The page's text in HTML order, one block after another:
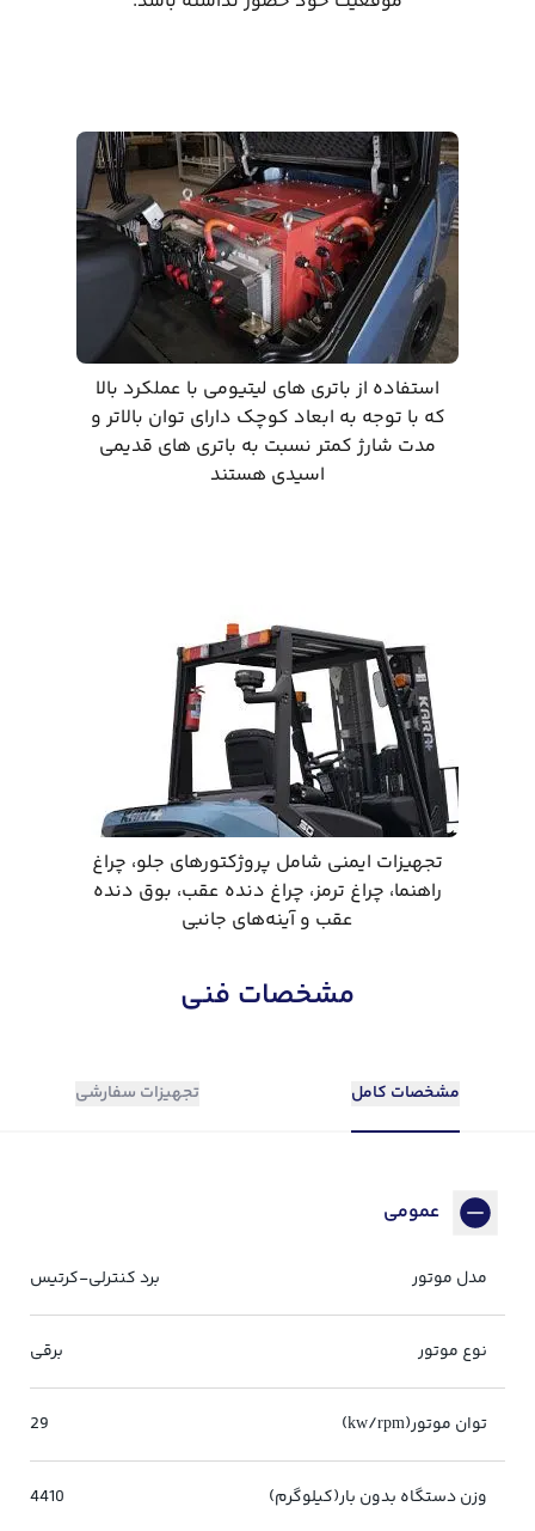
استفاده از باتری های لیتیومی با عملکرد بالا
که با توجه به ابعاد کوچک دارای توان بالاتر و
مدت شارژ کمتر نسبت به باتری های قدیمی
اسیدی هستند
تجهیزات ایمنی شامل پروژکتورهای جلو، چراغ
راهنما، چراغ ترمز، چراغ دنده عقب، بوق دنده
عقب و آینه‌های جانبی
مشخصات فنی
مشخصات کامل تجهیزات سفارشی
عمومی
مدل موتور برد کنترلی-کرتیس
نوع موتور برقی
توان موتور(kw/rpm) 29
وزن دستگاه بدون بار(کیلوگرم) 4410